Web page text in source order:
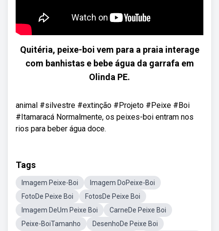
Quitéria, peixe-boi vem para a praia interage
com banhistas e bebe água da garrafa em
Olinda PE.
animal #silvestre #extinção #Projeto #Peixe #Boi
#Itamaracá Normalmente, os peixes-boi entram nos
rios para beber água doce.
Tags
Imagem Peixe-Boi
Imagem DoPeixe-Boi
FotoDe Peixe Boi
FotosDe Peixe Boi
Imagem DeUm Peixe Boi
CarneDe Peixe Boi
Peixe-BoiTamanho
DesenhoDe Peixe Boi